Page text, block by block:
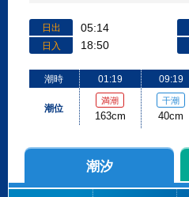
日出 05:14
日入 18:50
潮時
潮位
01:19
満潮
163cm
09:19
干潮
40cm
潮汐